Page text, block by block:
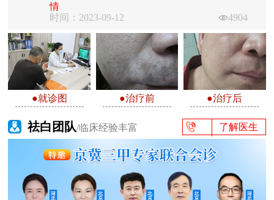
情
时间：2023-09-12
4904
●就诊图 ●治疗前 ●治疗后
祛白团队/临床经验丰富 了解医生